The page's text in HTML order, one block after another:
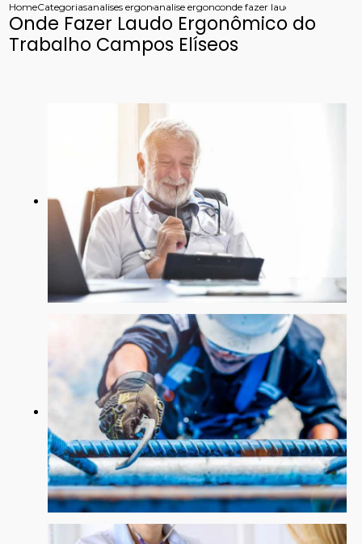
HomeCategoriasanalises ergonomicasanalise ergonomica do trabalho nr17
onde fazer laudo ergonomico
Onde Fazer Laudo Ergonômico do
Trabalho Campos Elíseos